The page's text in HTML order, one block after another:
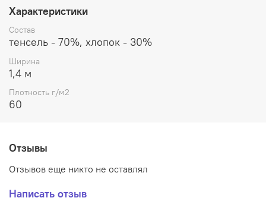
Хорошо пропускает воздух, даже в жаркую погоду
дарит прохладу;
Сохраняет форму, не вытягивается и не склонен к
усадке после стирки;
Невероятно легкий и воздушный, выглядит красиво в
любых вещах.
Подходит для пошива легких платьев, блузок, топов,
Характеристики
Состав
тенсель - 70%, хлопок - 30%
Ширина
1,4 м
Плотность г/м2
60
Отзывы
Отзывов еще никто не оставлял
Написать отзыв